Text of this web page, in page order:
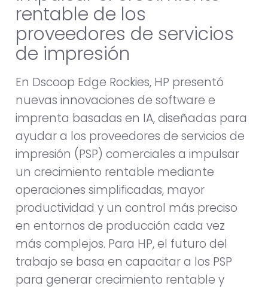
rentable de los
proveedores de servicios
de impresión
En Dscoop Edge Rockies, HP presentó
nuevas innovaciones de software e
imprenta basadas en IA, diseñadas para
ayudar a los proveedores de servicios de
impresión (PSP) comerciales a impulsar
un crecimiento rentable mediante
operaciones simplificadas, mayor
productividad y un control más preciso
en entornos de producción cada vez
más complejos. Para HP, el futuro del
trabajo se basa en capacitar a los PSP
para generar crecimiento rentable y